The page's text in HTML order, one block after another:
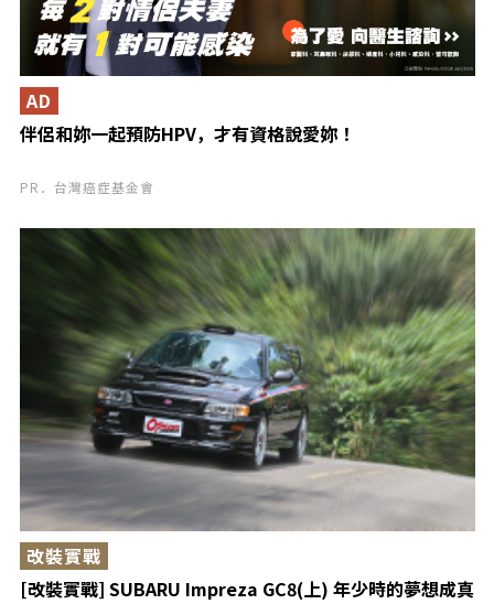
伴侶和妳一起預防HPV，才有資格說愛妳！
AD
PR．台灣癌症基金會
[改裝實戰] SUBARU Impreza GC8(上) 年少時的夢想成真
改裝實戰